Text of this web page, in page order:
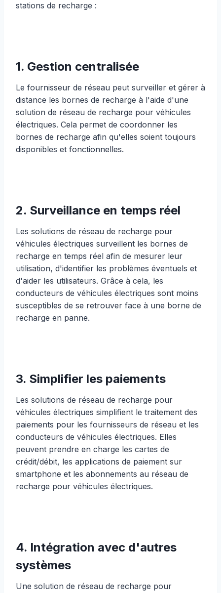
stations de recharge :
1. Gestion centralisée
Le fournisseur de réseau peut surveiller et gérer à
distance les bornes de recharge à l'aide d'une
solution de réseau de recharge pour véhicules
électriques. Cela permet de coordonner les
bornes de recharge afin qu'elles soient toujours
disponibles et fonctionnelles.
2. Surveillance en temps réel
Les solutions de réseau de recharge pour
véhicules électriques surveillent les bornes de
recharge en temps réel afin de mesurer leur
utilisation, d'identifier les problèmes éventuels et
d'aider les utilisateurs. Grâce à cela, les
conducteurs de véhicules électriques sont moins
susceptibles de se retrouver face à une borne de
recharge en panne.
3. Simplifier les paiements
Les solutions de réseau de recharge pour
véhicules électriques simplifient le traitement des
paiements pour les fournisseurs de réseau et les
conducteurs de véhicules électriques. Elles
peuvent prendre en charge les cartes de
crédit/débit, les applications de paiement sur
smartphone et les abonnements au réseau de
recharge pour véhicules électriques.
4. Intégration avec d'autres
systèmes
Une solution de réseau de recharge pour